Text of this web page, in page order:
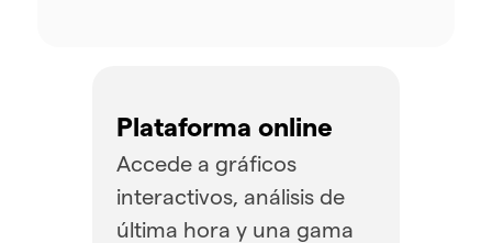
Plataforma online
Accede a gráficos
interactivos, análisis de
última hora y una gama